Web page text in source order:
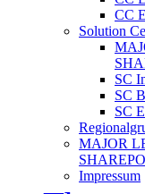
CC
Solution
SC
SC
SC
MAJOR
Impressum